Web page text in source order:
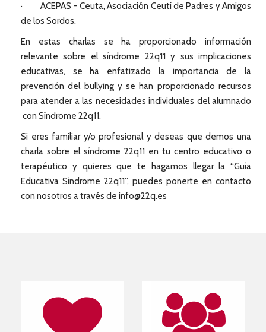
· ACEPAS - Ceuta, Asociación Ceutí de Padres y Amigos
de los Sordos.
En estas charlas se ha proporcionado información
relevante sobre el síndrome 22q11 y sus implicaciones
educativas, se ha enfatizado la importancia de la
prevención del bullying y se han proporcionado recursos
para atender a las necesidades individuales del alumnado
con Síndrome 22q11.
Si eres familiar y/o profesional y deseas que demos una
charla sobre el síndrome 22q11 en tu centro educativo o
terapéutico y quieres que te hagamos llegar la “Guía
Educativa Síndrome 22q11”, puedes ponerte en contacto
con nosotros a través de info@22q.es